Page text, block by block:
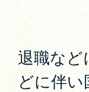
退職など
どに伴